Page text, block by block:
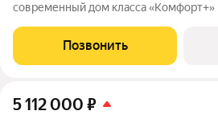
современный дом класса «Комфорт+»
баланс между городской жизнью и
Виды на Каму и близость
Позвонить
5 112 000 ₽